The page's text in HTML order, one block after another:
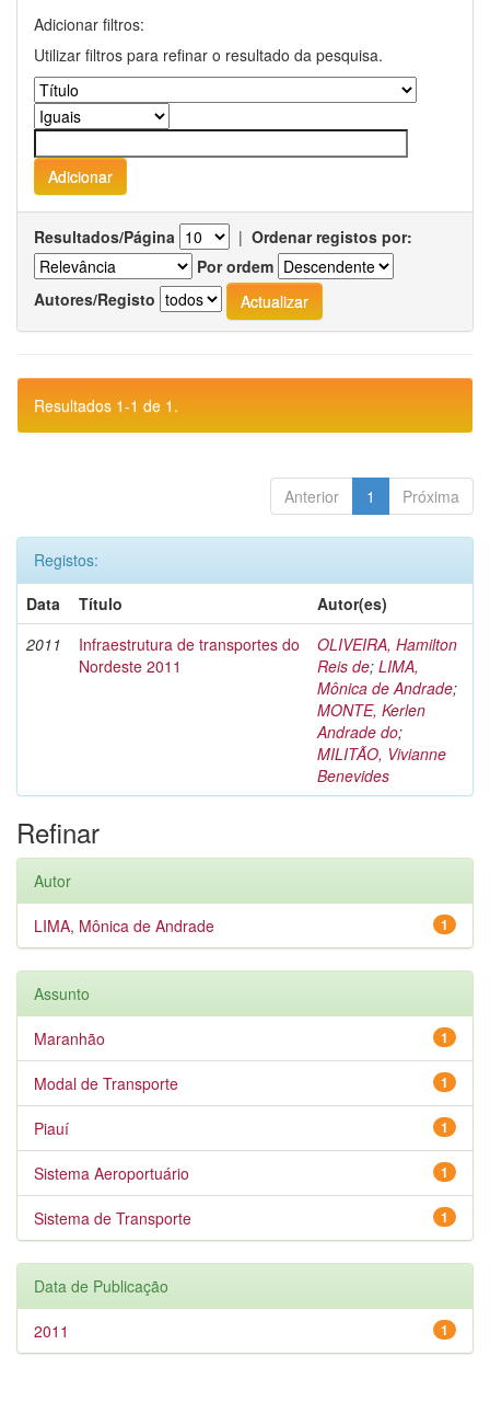
Adicionar filtros:
Utilizar filtros para refinar o resultado da pesquisa.
Resultados/Página | Ordenar registos por:
Por ordem
Autores/Registo
Resultados 1-1 de 1.
Anterior 1 Próxima
Registos:
Data
Título
Autor(es)
2011
Infraestrutura de transportes do
Nordeste 2011
OLIVEIRA, Hamilton
Reis de; LIMA,
Mônica de Andrade;
MONTE, Kerlen
Andrade do;
MILITÃO, Vivianne
Benevides
Refinar
Autor
1
LIMA, Mônica de Andrade
Assunto
1
Maranhão
1
Modal de Transporte
1
Piauí
1
Sistema Aeroportuário
1
Sistema de Transporte
Data de Publicação
1
2011